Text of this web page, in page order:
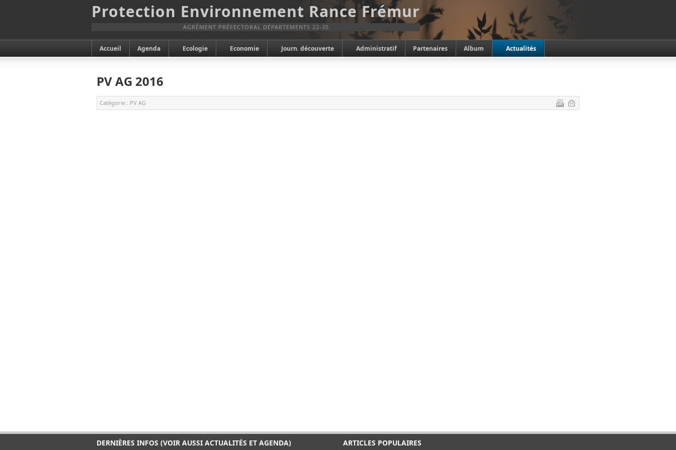
Protection Environnement Rance Frémur
AGRÉMENT PRÉFECTORAL DÉPARTEMENTS 22-35
Accueil Agenda Ecologie Economie Journ. découverte Administratif Partenaires Album Actualités
PV AG 2016
Catégorie : PV AG
DERNIÈRES INFOS (VOIR AUSSI ACTUALITÉS ET AGENDA) ARTICLES POPULAIRES